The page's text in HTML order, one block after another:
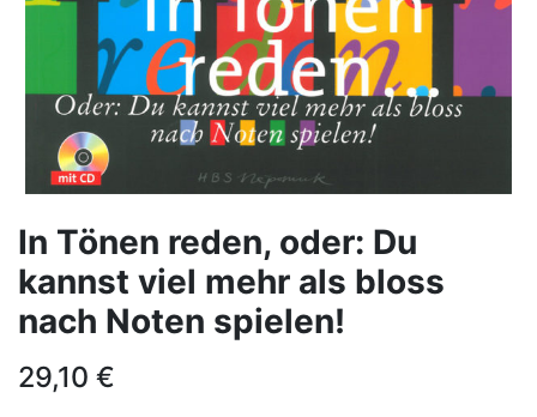
In Tönen reden, oder: Du
kannst viel mehr als bloss
nach Noten spielen!
29,10 €